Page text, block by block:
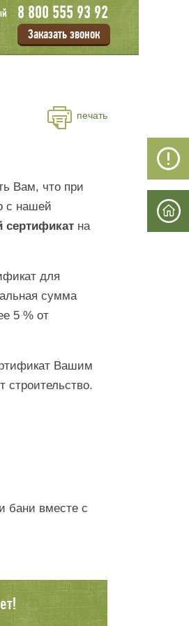
8 800 555 93 92
Заказать звонок
печать
Вам, что при
с нашей
сертификат на
для
сумма
5 % от
Вашим
строительство.
бани вместе с